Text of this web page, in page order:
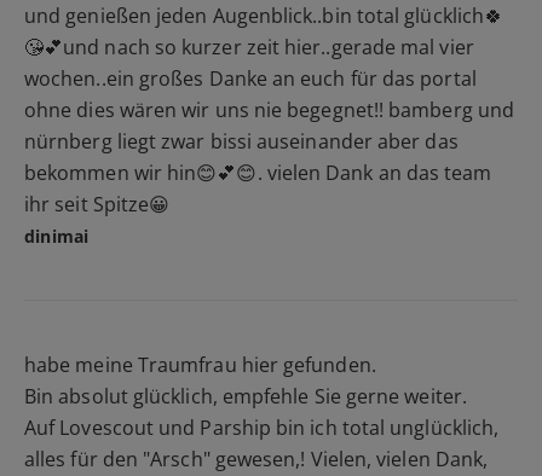
und genießen jeden Augenblick..bin total glücklich🍀
😘💕und nach so kurzer zeit hier..gerade mal vier
wochen..ein großes Danke an euch für das portal
ohne dies wären wir uns nie begegnet!! bamberg und
nürnberg liegt zwar bissi auseinander aber das
bekommen wir hin😊💕😊. vielen Dank an das team
ihr seit Spitze😀
dinimai
habe meine Traumfrau hier gefunden.
Bin absolut glücklich, empfehle Sie gerne weiter.
Auf Lovescout und Parship bin ich total unglücklich,
alles für den "Arsch" gewesen,! Vielen, vielen Dank,